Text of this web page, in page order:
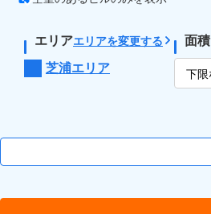
エリアエリアを変更する
芝浦エリア
面積